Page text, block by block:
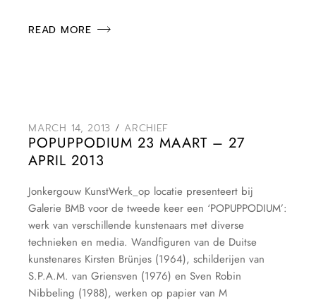
READ MORE
MARCH 14, 2013 ARCHIEF
POPUPPODIUM 23 MAART – 27
APRIL 2013
Jonkergouw KunstWerk_op locatie presenteert bij
Galerie BMB voor de tweede keer een ‘POPUPPODIUM’:
werk van verschillende kunstenaars met diverse
technieken en media. Wandfiguren van de Duitse
kunstenares Kirsten Brünjes (1964), schilderijen van
S.P.A.M. van Griensven (1976) en Sven Robin
Nibbeling (1988), werken op papier van M